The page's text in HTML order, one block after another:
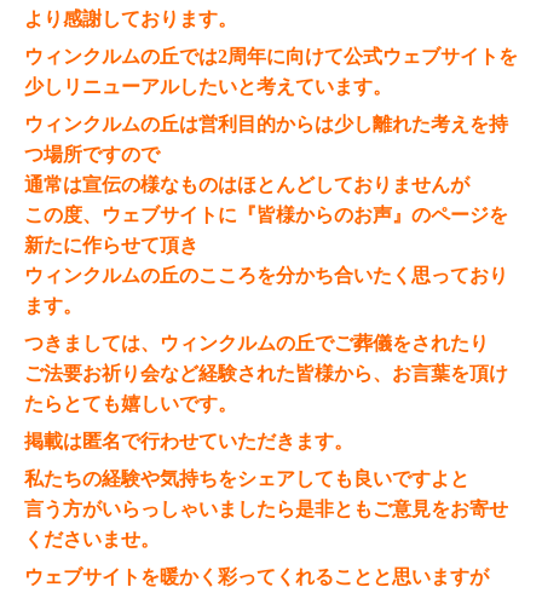
より感謝しております。
ウィンクルムの丘では2周年に向けて公式ウェブサイトを
少しリニューアルしたいと考えています。
ウィンクルムの丘は営利目的からは少し離れた考えを持
つ場所ですので
通常は宣伝の様なものはほとんどしておりませんが
この度、ウェブサイトに『皆様からのお声』のページを
新たに作らせて頂き
ウィンクルムの丘のこころを分かち合いたく思っており
ます。
つきましては、ウィンクルムの丘でご葬儀をされたり
ご法要お祈り会など経験された皆様から、お言葉を頂け
たらとても嬉しいです。
掲載は匿名で行わせていただきます。
私たちの経験や気持ちをシェアしても良いですよと
言う方がいらっしゃいましたら是非ともご意見をお寄せ
くださいませ。
ウェブサイトを暖かく彩ってくれることと思いますが